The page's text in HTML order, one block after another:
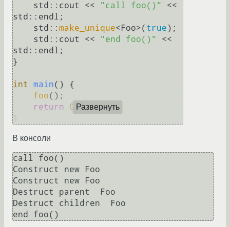
    std::cout <<
"call foo()"
<<
std::endl;
    std::
make_unique<Foo>( true);
    std::cout <<
"end foo()"
<<
std::endl;
}
int main()
{
foo();
return
0 ;
Развернуть
В консоли
call foo()
Construct new Foo
Construct new Foo
Destruct parent  Foo
Destruct children  Foo